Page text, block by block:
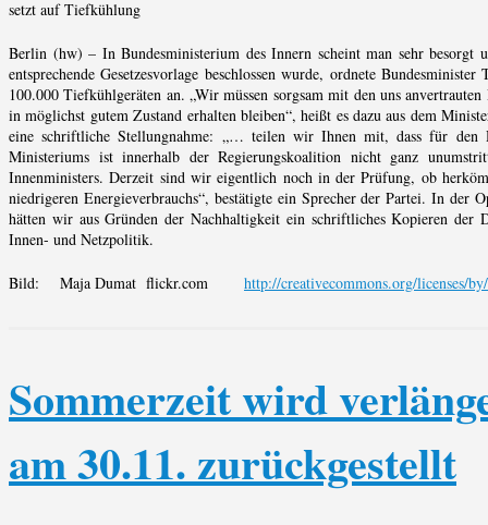
setzt auf Tiefkühlung
Berlin (hw) – In Bundesministerium des Innern scheint man sehr besorgt
entsprechende Gesetzesvorlage beschlossen wurde, ordnete
100.000 Tiefkühlgeräten an. „Wir müssen sorgsam mit den uns
in möglichst gutem Zustand erhalten bleiben“, heißt es dazu aus dem
eine schriftliche Stellungnahme: „… teilen wir Ihnen mit, dass für den
Ministeriums ist innerhalb der Regierungskoalition nicht ganz
Innenministers. Derzeit sind wir eigentlich noch in der Prüfung, ob
niedrigeren Energieverbrauchs“, bestätigte ein Sprecher der Partei. In der
hätten wir aus Gründen der Nachhaltigkeit ein schriftliches Kopieren
Innen- und Netzpolitik.
Bild: Maja Dumat flickr.com http://creativecommons.org/licenses/
Sommerzeit wird
am 30.11. zurückgestellt